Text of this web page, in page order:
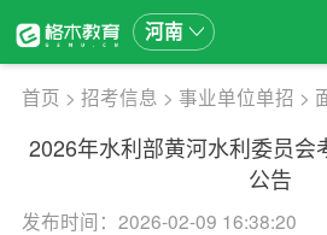
河南
首页 > 招考信息 > 事业单位单招 >
2026年水利部黄河水利委员会
公告
发布时间：2026-02-09 16:38:20